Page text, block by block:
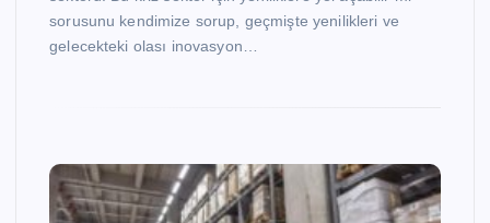
sorusunu kendimize sorup, geçmişte yenilikleri ve
gelecekteki olası inovasyon…